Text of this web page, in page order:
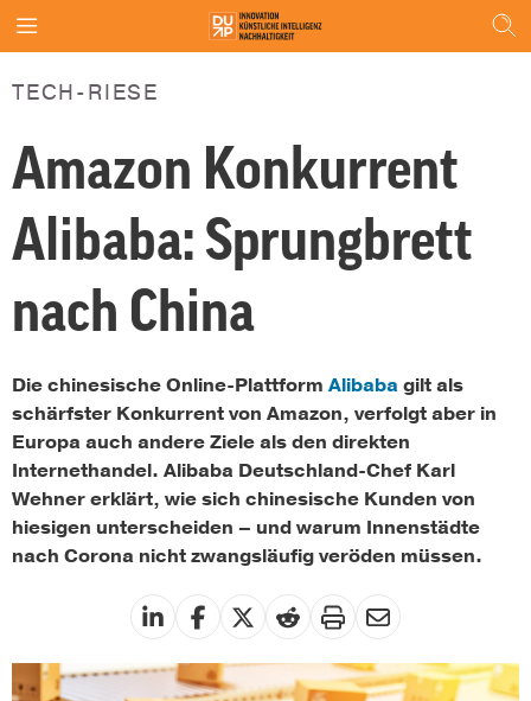
TECH-RIESE
Amazon Konkurrent
Alibaba: Sprungbrett
nach China
Die chinesische Online-Plattform Alibabagilt als
schärfster Konkurrent von Amazon, verfolgt aber in
Europa auch andere Ziele als den direkten
Internethandel. Alibaba Deutschland-Chef Karl
Wehner erklärt, wie sich chinesische Kunden von
hiesigen unterscheiden – und warum Innenstädte
nach Corona nicht zwangsläufig veröden müssen.